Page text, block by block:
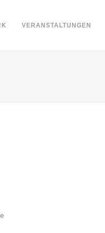
VERANSTALTUNGEN